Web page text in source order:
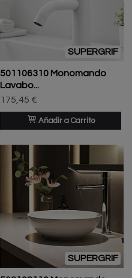
SUPERGRIF
501106310 Monomando
Lavabo...
175,45 €
Añadir a Carrito
SUPERGRIF